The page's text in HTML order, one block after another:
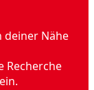
deiner Nähe
Recherche